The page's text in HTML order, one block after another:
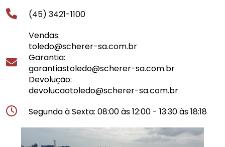
(45) 3421-1100
Vendas:
toledo@scherer-sa.com.br
Garantia:
garantiastoledo@scherer-sa.com.br
Devolução:
devolucaotoledo@scherer-sa.com.br
Segunda à Sexta: 08:00 às 12:00 - 13:30 às 18:18